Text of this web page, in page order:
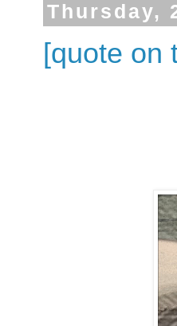
Thursday,
[quote on